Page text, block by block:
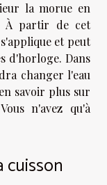
la morue en
À partir de cet
et peut
d'horloge. Dans
changer l'eau
savoir plus sur
n'avez qu'à